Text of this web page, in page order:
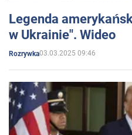
Legenda
w Ukrainie". Wideo
Rozrywka03.03.2025 09:46